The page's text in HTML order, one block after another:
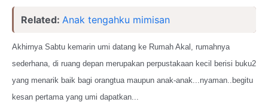
Related: Anak tengahku mimisan
Akhirnya Sabtu kemarin umi datang ke Rumah Akal, rumahnya
sederhana, di ruang depan merupakan perpustakaan kecil berisi buku2
yang menarik baik bagi orangtua maupun anak-anak...nyaman..begitu
kesan pertama yang umi dapatkan...